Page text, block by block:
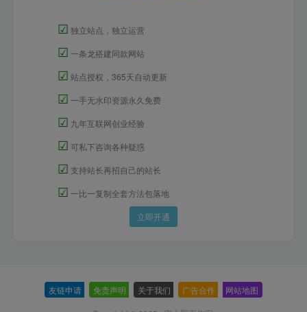
☑ 独立站点，独立运营
☑ 一条龙搭建同款网站
☑ 站点授权，365天自动更新
☑ 一手无水印资源永久免费
☑ 九年互联网创业经验
☑ 可私下咨询各种疑惑
☑ 支持站长再招自己的站长
☑ 一比一复制全套方法包落地
立即开通
友链申请 免责声明 关于我们 广告合作 网站地图